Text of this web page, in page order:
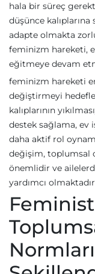
hala bir süreç
düşünce kalıplarına
adapte olmakta
feminizm hareketi,
eğitmeye devam
feminizm hareketi
değiştirmeyi
kalıplarının
destek sağlama, ev
daha aktif rol
değişim, toplumsal
önemlidir ve
yardımcı